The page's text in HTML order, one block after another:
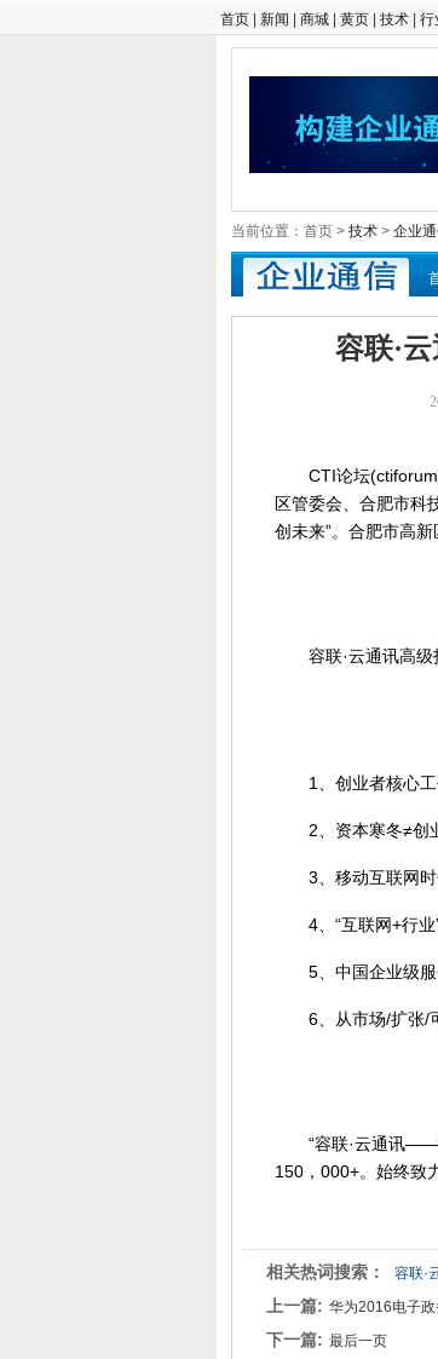
首页 新闻 商城 黄页 技术 行
当前位置：首页 > 技术 > 企业
容联·
CTI论坛
区管委会、合肥市科
创未来”。合肥市高
容联·云通讯高级投
1、创业者核心工
2、资本寒冬≠创
3、移动互联网时
4、“互联网+行业
5、中国企业级服
6、从市场/扩张/可
“容联·云通讯——全
150，000+。始终致
相关热词搜索： 容联·
上一篇: 华为2016电子
下一篇: 最后一页